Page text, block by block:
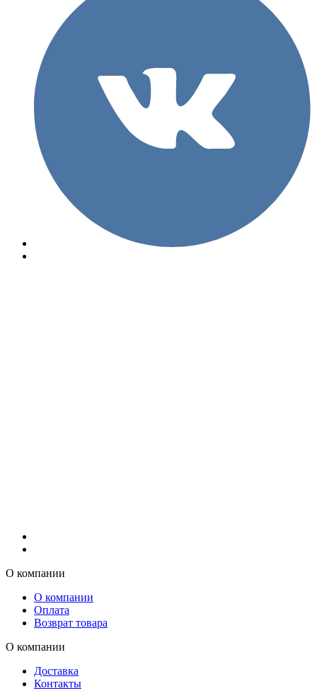
О компании
О компании
Оплата
Возврат товара
О компании
Доставка
Контакты